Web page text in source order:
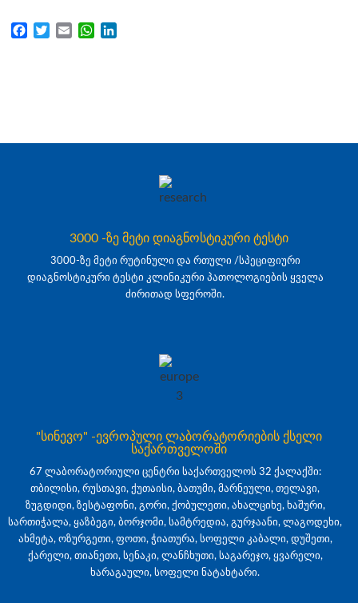
FacebookTwitter
Email WhatsApp
3000 -ზე მეტი დიაგნოსტიკური ტესტი
3000-ზე მეტი რუტინული და რთული /სპეციფიური
დიაგნოსტიკური ტესტი კლინიკური პათოლოგიების ყველა
ძირითად სფეროში.
"სინევო" -ევროპული ლაბორატორიების ქსელი
საქართველოში
67 ლაბორატორიული ცენტრი საქართველოს 32 ქალაქში:
თბილისი, რუსთავი, ქუთაისი, ბათუმი, მარნეული, თელავი,
ზუგდიდი, ზესტაფონი, გორი, ქობულეთი, ახალციხე, ხაშური,
სართიჭალა, ყაზბეგი, ბორჯომი, სამტრედია, გურჯაანი, ლაგოდეხი,
ახმეტა, ოზურგეთი, ფოთი, ჭიათურა, სოფელი კაბალი, დუშეთი,
ქარელი, თიანეთი, სენაკი, ლანჩხუთი, საგარეჯო, ყვარელი,
ხარაგაული, სოფელი ნატახტარი.